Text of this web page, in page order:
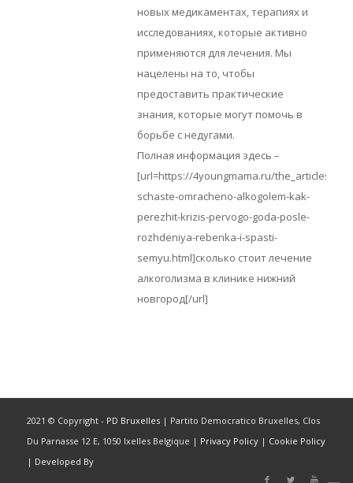
новых медикаментах, терапиях и
исследованиях, которые активно
применяются для лечения. Мы
нацелены на то, чтобы
предоставить практические
знания, которые могут помочь в
борьбе с недугами.
Полная информация здесь –
[url=https://4youngmama.ru/the_articles/
schaste-omracheno-alkogolem-kak-
perezhit-krizis-pervogo-goda-posle-
rozhdeniya-rebenka-i-spasti-
semyu.html]сколько стоит лечение
алкоголизма в клинике нижний
новгород[/url]
2021 © Copyright - PD Bruxelles| Partito Democratico Bruxelles, Clos
Du Parnasse 12 E, 1050 Ixelles Belgique | Privacy Policy| Cookie Policy
| Developed By